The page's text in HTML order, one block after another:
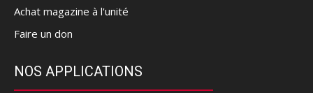
Achat magazine à l'unité
Faire un don
NOS APPLICATIONS